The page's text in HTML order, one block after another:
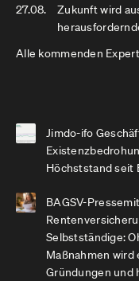
27.08.
Zukunft wird
Alle kommenden
Jimdo-ifo
Höchststand seit
BAGSV-
Selbstständige:
Maßnahmen
Gründungen und